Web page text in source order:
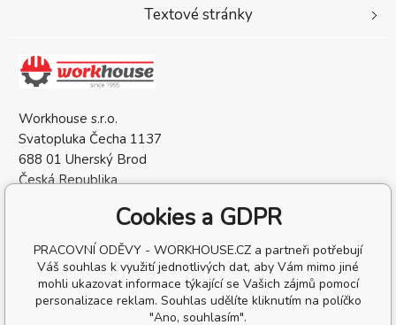
Workhouse s.r.o.
Svatopluka Čecha 1137
688 01 Uherský Brod
Česká Republika
DIČ: CZ05568137
Textové stránky
Cookies a GDPR
PRACOVNÍ ODĚVY - WORKHOUSE.CZ a partneři potřebují
Váš souhlas k využití jednotlivých dat, aby Vám mimo jiné
mohli ukazovat informace týkající se Vašich zájmů pomocí
personalizace reklam. Souhlas udělíte kliknutím na políčko
"Ano, souhlasím".